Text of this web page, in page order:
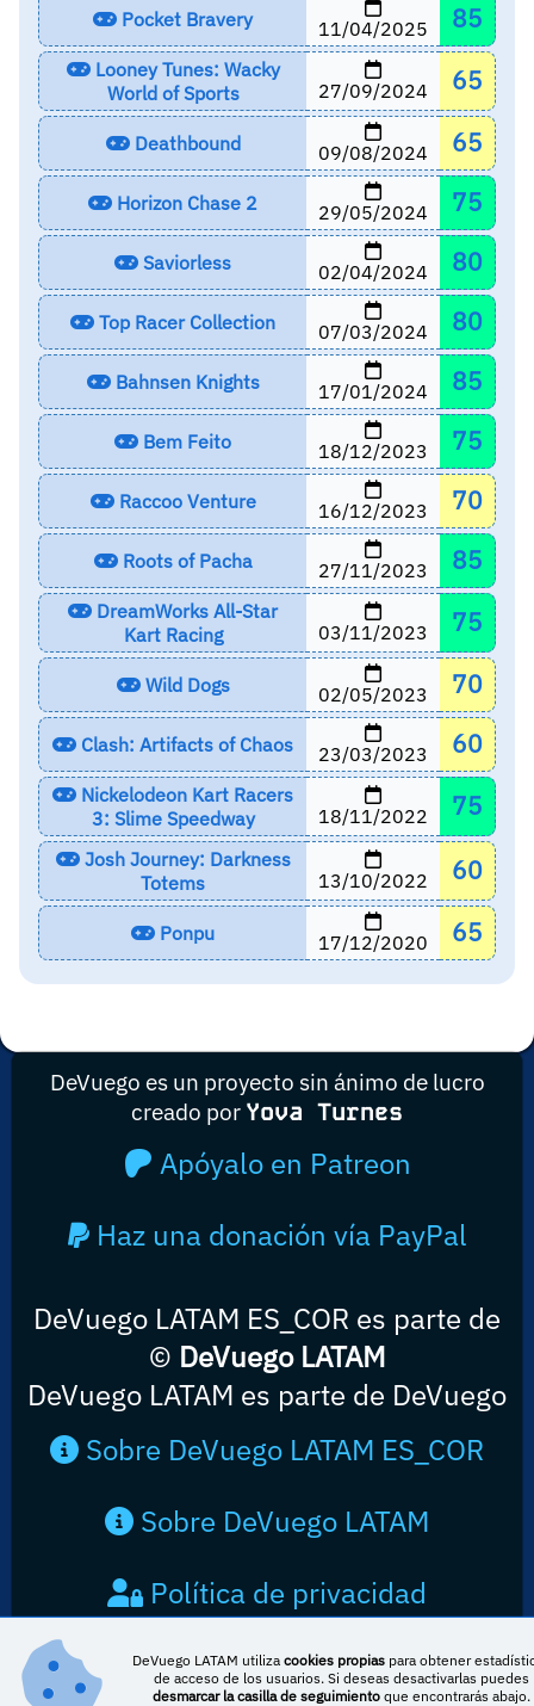
Pocket Bravery 11/04/2025 85
Looney Tunes: Wacky
World of Sports
27/09/2024 65
Deathbound 09/08/2024 65
Horizon Chase 2 29/05/2024 75
Saviorless 02/04/2024 80
Top Racer Collection 07/03/2024 80
Bahnsen Knights 17/01/2024 85
Bem Feito 18/12/2023 75
Raccoo Venture 16/12/2023 70
Roots of Pacha 27/11/2023 85
DreamWorks All-Star
Kart Racing
03/11/2023 75
Wild Dogs 02/05/2023 70
Clash: Artifacts of Chaos 23/03/2023 60
Nickelodeon Kart Racers
3: Slime Speedway
18/11/2022 75
Josh Journey: Darkness
Totems
13/10/2022 60
Ponpu 17/12/2020 65
DeVuego es un proyecto sin ánimo de lucro
creado por Yova Turnes
Apóyalo en Patreon
Haz una donación vía PayPal
DeVuego LATAM ES_COR es parte de
© DeVuego LATAM
DeVuego LATAM es parte de DeVuego
Sobre DeVuego LATAM ES_COR
Sobre DeVuego LATAM
Política de privacidad
Contacto
DeVuego LATAM utilizacookies propias para obtener
de acceso de los usuarios. Si deseas desactivarlas puedes
desmarcar la casilla de seguimiento que encontrarás abajo.